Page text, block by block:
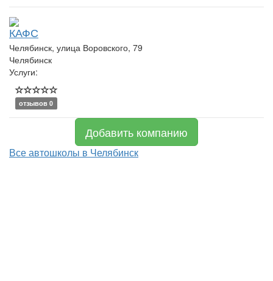
КАФС
Челябинск, улица Воровского, 79
Челябинск
Услуги:
отзывов 0
Добавить компанию
Все автошколы в Челябинск